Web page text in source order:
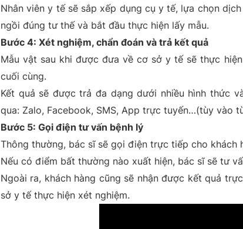
Nhân viên y tế sẽ sắp xếp dụng cụ y tế, lựa chọn
ngồi đúng tư thế và bắt đầu thực hiện lấy mẫu.
Bước 4: Xét nghiệm, chẩn đoán và trả kết quả
Mẫu vật sau khi được đưa về cơ sở y tế sẽ thực
cuối cùng.
Kết quả sẽ được trả đa dạng dưới nhiều hình thức
qua: Zalo, Facebook, SMS, App trực tuyến…(tùy vào
Bước 5: Gọi điện tư vấn bệnh lý
Thông thường, bác sĩ sẽ gọi điện trực tiếp cho khách
Nếu có điểm bất thường nào xuất hiện, bác sĩ sẽ tư
Ngoài ra, khách hàng cũng sẽ nhận được kết quả
sở y tế thực hiện xét nghiệm.